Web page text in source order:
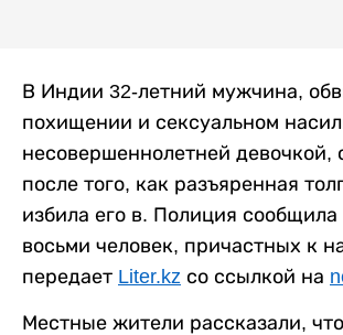
В Индии 32-летний мужчина,
похищении и сексуальном
несовершеннолетней девочкой,
после того, как разъяренная
избила его в. Полиция сообщила
восьми человек, причастных к
передает Liter.kz со ссылкой на
Местные жители рассказали, что